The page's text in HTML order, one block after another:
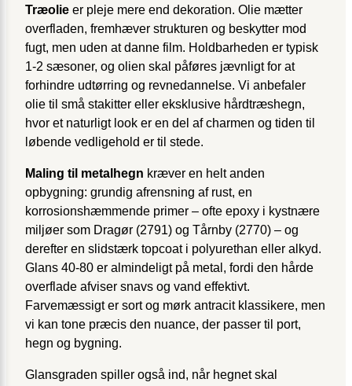
Træolie er pleje mere end dekoration. Olie mætter
overfladen, fremhæver strukturen og beskytter mod
fugt, men uden at danne film. Holdbarheden er typisk
1-2 sæsoner, og olien skal påføres jævnligt for at
forhindre udtørring og revnedannelse. Vi anbefaler
olie til små stakitter eller eksklusive hårdtræshegn,
hvor et naturligt look er en del af charmen og tiden til
løbende vedligehold er til stede.
Maling til metalhegn kræver en helt anden
opbygning: grundig afrensning af rust, en
korrosionshæmmende primer – ofte epoxy i kystnære
miljøer som Dragør (2791) og Tårnby (2770) – og
derefter en slidstærk topcoat i polyurethan eller alkyd.
Glans 40-80 er almindeligt på metal, fordi den hårde
overflade afviser snavs og vand effektivt.
Farvemæssigt er sort og mørk antracit klassikere, men
vi kan tone præcis den nuance, der passer til port,
hegn og bygning.
Glansgraden spiller også ind, når hegnet skal